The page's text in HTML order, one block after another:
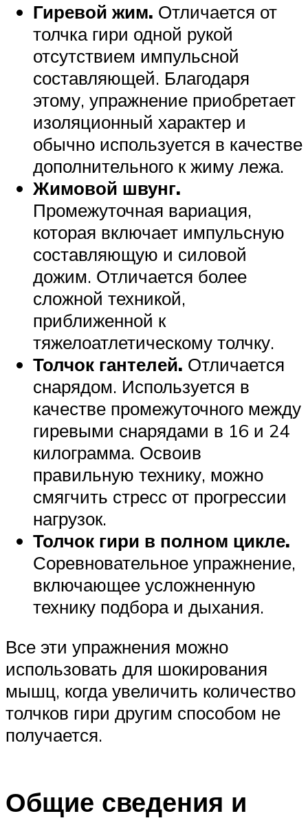
Гиревой жим. Отличается от
толчка гири одной рукой
отсутствием импульсной
составляющей. Благодаря
этому, упражнение приобретает
изоляционный характер и
обычно используется в качестве
дополнительного к жиму лежа.
Жимовой швунг.
Промежуточная вариация,
которая включает импульсную
составляющую и силовой
дожим. Отличается более
сложной техникой,
приближенной к
тяжелоатлетическому толчку.
Толчок гантелей. Отличается
снарядом. Используется в
качестве промежуточного между
гиревыми снарядами в 16 и 24
килограмма. Освоив
правильную технику, можно
смягчить стресс от прогрессии
нагрузок.
Толчок гири в полном цикле.
Соревновательное упражнение,
включающее усложненную
технику подбора и дыхания.
Все эти упражнения можно
использовать для шокирования
мышц, когда увеличить количество
толчков гири другим способом не
получается.
Общие сведения и